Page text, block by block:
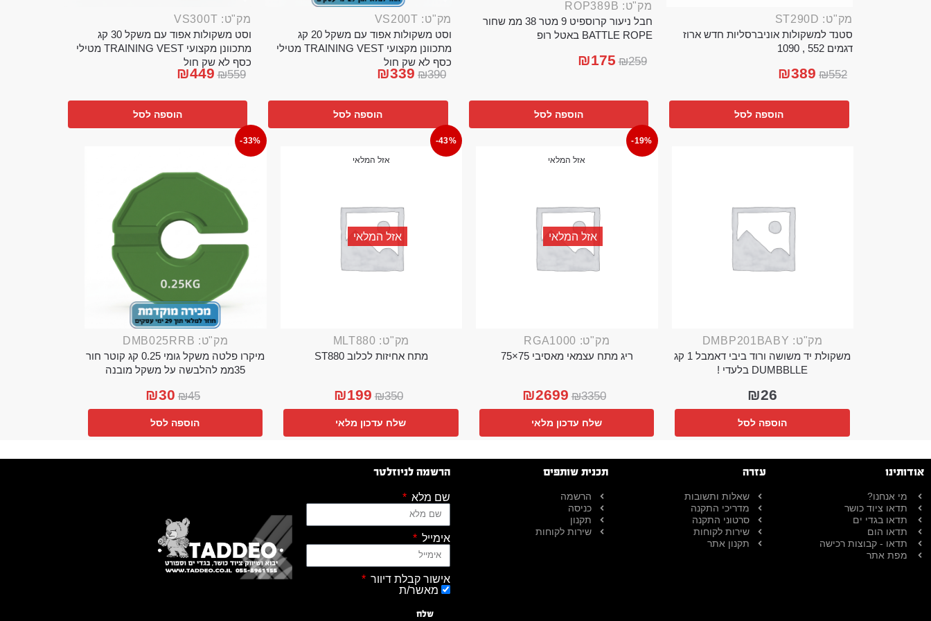
מק"ט: ST290D
סטנד למשקולות אוניברסליות חדש ארוז
דגמים 552 , 1090
₪552
₪389
הוספה לסל
מק"ט: ROP389B
חבל ניעור קרוספיט 9 מטר 38 ממ שחור
BATTLE ROPE באטל רופ
₪259
₪175
הוספה לסל
מק"ט: VS200T
וסט משקולות אפוד עם משקל 20 קג
מתכוונן מקצועי TRAINING VEST מטילי
כסף לא שק חול
₪390
₪339
הוספה לסל
מק"ט: VS300T
וסט משקולות אפוד עם משקל 30 קג
מתכוונן מקצועי TRAINING VEST מטילי
כסף לא שק חול
₪559
₪449
הוספה לסל
מק"ט: DMBP201BABY
משקולת יד משושה ורוד ביבי דאמבל 1 קג
DUMBBLLE בלעדי !
₪26
הוספה לסל
-19%
אזל המלאי
אזל המלאי
מק"ט: RGA1000
ריג מתח עצמאי מאסיבי 75×75
₪3350
₪2699
שלח עדכון מלאי
-43%
אזל המלאי
אזל המלאי
מק"ט: MLT880
מתח אחיזות לכלוב ST880
₪350
₪199
שלח עדכון מלאי
-33%
מק"ט: DMB025RRB
מיקרו פלטה משקל גומי 0.25 קג קוטר חור
35ממ להלבשה על משקל מובנה
₪45
₪30
הוספה לסל
אודותינו
מי אנחנו?
תדאו ציוד כושר
תדאו בגדי ים
תדאו הום
תדאו - קבוצות רכישה
מפת אתר
עזרה
שאלות ותשובות
מדריכי התקנה
סרטוני התקנה
שירות לקוחות
תקנון אתר
תכנית שותפים
הרשמה
כניסה
תקנון
שירות לקוחות
הרשמה לניוזלטר
שם מלא
אימייל
אישור קבלת דיוור
מאשר/ת
שלח